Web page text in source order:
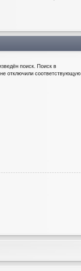
поиск. Поиск в
отключили соответствующую